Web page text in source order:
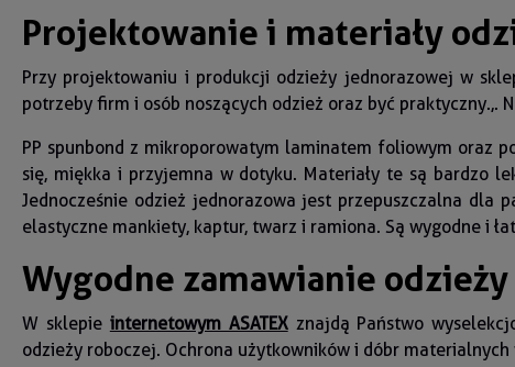
Projektowanie i materiały
Przy projektowaniu i produkcji odzieży jednorazowej w
potrzeby firm i osób noszących odzież oraz być
PP spunbond z mikroporowatym laminatem foliowym oraz
się, miękka i przyjemna w dotyku. Materiały te są bardzo
Jednocześnie odzież jednorazowa jest przepuszczalna dla
elastyczne mankiety, kaptur, twarz i ramiona. Są wygodne i
Wygodne zamawianie
W sklepie internetowym ASATEXznajdą Państwo
odzieży roboczej. Ochrona użytkowników i dóbr